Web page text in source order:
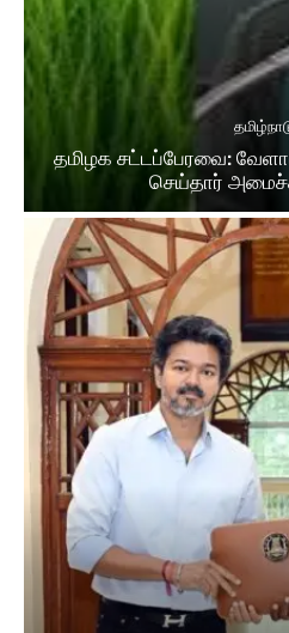
தமிழக சட்​டப்​பேர​வை:
செய்தார்